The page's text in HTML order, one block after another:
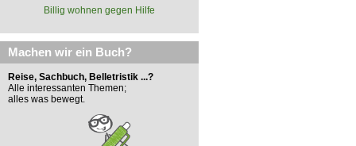
Billig wohnen gegen Hilfe
Machen wir ein Buch?
Reise, Sachbuch, Belletristik ...?
Alle interessanten Themen;
alles was bewegt.